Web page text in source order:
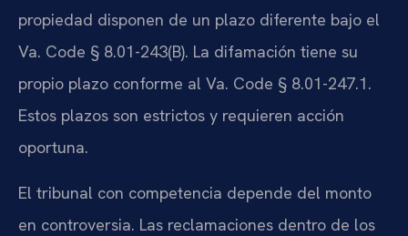
propiedad disponen de un plazo diferente bajo el
Va. Code § 8.01-243(B). La difamación tiene su
propio plazo conforme al Va. Code § 8.01-247.1.
Estos plazos son estrictos y requieren acción
oportuna.
El tribunal con competencia depende del monto
en controversia. Las reclamaciones dentro de los